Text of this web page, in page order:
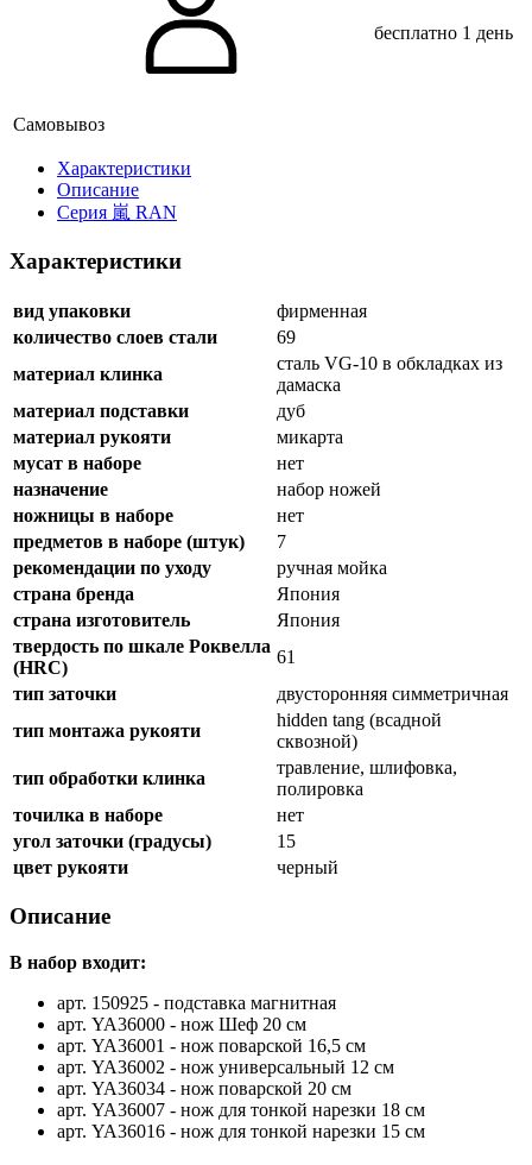
Самовывоз
бесплатно 1 день
Xарактеристики
Описание
Серия 嵐 RAN
Характеристики
вид упаковки
фирменная
количество слоев стали
69
материал клинка
сталь VG-10 в обкладках из
дамаска
материал подставки
дуб
материал рукояти
микарта
мусат в наборе
нет
назначение
набор ножей
ножницы в наборе
нет
предметов в наборе (штук)
7
рекомендации по уходу
ручная мойка
страна бренда
Япония
страна изготовитель
Япония
твердость по шкале Роквелла
(HRC)
61
тип заточки
двусторонняя симметричная
тип монтажа рукояти
hidden tang (всадной
сквозной)
тип обработки клинка
травление, шлифовка,
полировка
точилка в наборе
нет
угол заточки (градусы)
15
цвет рукояти
черный
Описание
В набор входит:
арт. 150925 - подставка магнитная
арт. YA36000 - нож Шеф 20 см
арт. YA36001 - нож поварской 16,5 см
арт. YA36002 - нож универсальный 12 см
арт. YA36034 - нож поварской 20 см
арт. YA36007 - нож для тонкой нарезки 18 см
арт. YA36016 - нож для тонкой нарезки 15 см